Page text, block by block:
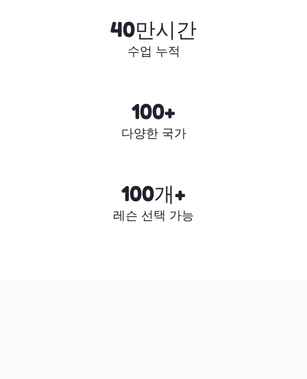
40만시간
수업 누적
100+
다양한 국가
100개+
레슨 선택 가능